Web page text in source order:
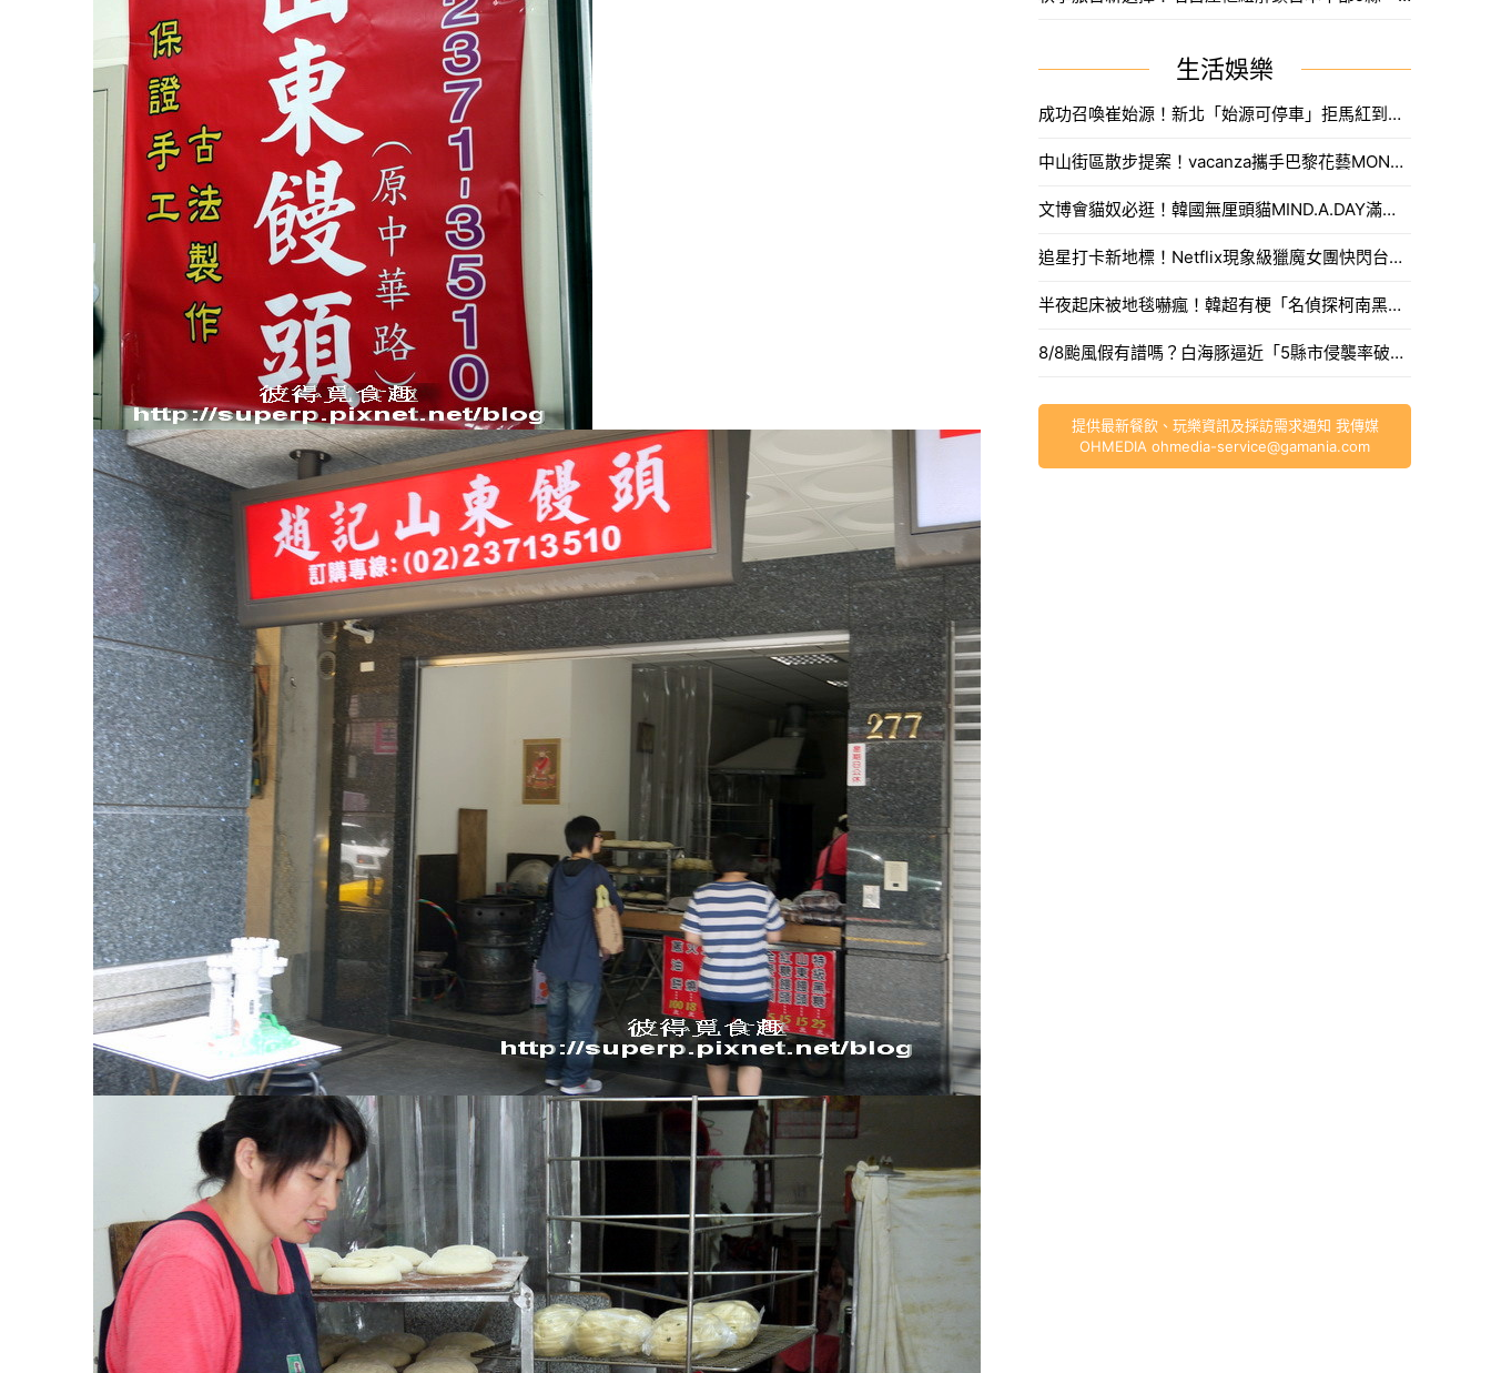
生活娛樂
成功召喚崔始源！新北「始源可停車」拒馬紅到本人來朝聖，親臨門口問：「停車可以嗎」笑翻網友。
中山街區散步提案！vacanza攜手巴黎花藝MONCEAU FLEURS，把鮮花當作穿搭戴著走。
文博會貓奴必逛！韓國無厘頭貓MIND.A.DAY滿額送周邊，作家親揭台灣限定新品。
追星打卡新地標！Netflix現象級獵魔女團快閃台中，魂門舞台與限定週邊完整開箱。
半夜起床被地毯嚇瘋！韓超有梗「名偵探柯南黑衣人」系列周邊，用玻璃杯喝水直接被死亡凝視。
8/8颱風假有譜嗎？白海豚逼近「5縣市侵襲率破40%」，氣象署最快今發海警。
提供最新餐飲、玩樂資訊及採訪需求通知 我傳媒
OHMEDIA ohmedia-service@gamania.com